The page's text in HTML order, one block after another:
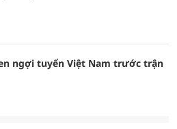
ngợi tuyển Việt Nam trước trận